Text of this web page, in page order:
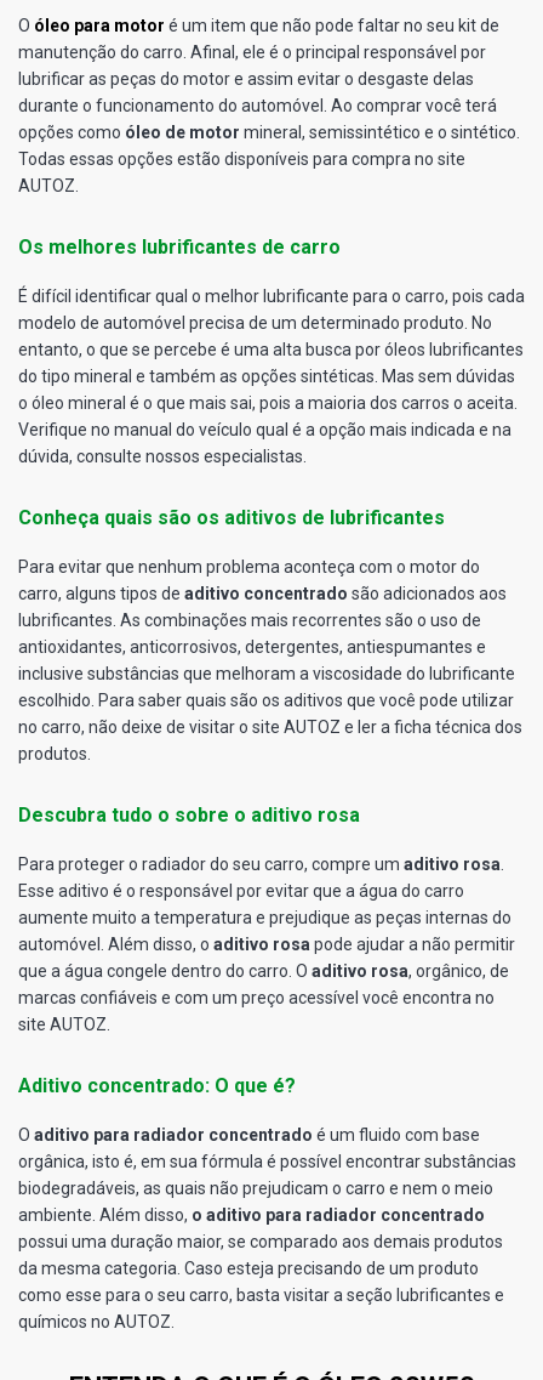
O óleo para motor é um item que não pode faltar no seu kit de
manutenção do carro. Afinal, ele é o principal responsável por
lubrificar as peças do motor e assim evitar o desgaste delas
durante o funcionamento do automóvel. Ao comprar você terá
opções como óleo de motor mineral, semissintético e o sintético.
Todas essas opções estão disponíveis para compra no site
AUTOZ.
Os melhores lubrificantes de carro
É difícil identificar qual o melhor lubrificante para o carro, pois cada
modelo de automóvel precisa de um determinado produto. No
entanto, o que se percebe é uma alta busca por óleos lubrificantes
do tipo mineral e também as opções sintéticas. Mas sem dúvidas
o óleo mineral é o que mais sai, pois a maioria dos carros o aceita.
Verifique no manual do veículo qual é a opção mais indicada e na
dúvida, consulte nossos especialistas.
Conheça quais são os aditivos de lubrificantes
Para evitar que nenhum problema aconteça com o motor do
carro, alguns tipos de aditivo concentrado são adicionados aos
lubrificantes. As combinações mais recorrentes são o uso de
antioxidantes, anticorrosivos, detergentes, antiespumantes e
inclusive substâncias que melhoram a viscosidade do lubrificante
escolhido. Para saber quais são os aditivos que você pode utilizar
no carro, não deixe de visitar o site AUTOZ e ler a ficha técnica dos
produtos.
Descubra tudo o sobre o aditivo rosa
Para proteger o radiador do seu carro, compre um aditivo rosa
Esse aditivo é o responsável por evitar que a água do carro
aumente muito a temperatura e prejudique as peças internas do
automóvel. Além disso, o aditivo rosa pode ajudar a não permitir
que a água congele dentro do carro. O aditivo rosa, orgânico, de
marcas confiáveis e com um preço acessível você encontra no
site AUTOZ.
Aditivo concentrado: O que é?
O aditivo para radiador concentrado é um fluido com base
orgânica, isto é, em sua fórmula é possível encontrar substâncias
biodegradáveis, as quais não prejudicam o carro e nem o meio
ambiente. Além disso, o aditivo para radiador concentrado
possui uma duração maior, se comparado aos demais produtos
da mesma categoria. Caso esteja precisando de um produto
como esse para o seu carro, basta visitar a seção lubrificantes e
químicos no AUTOZ.